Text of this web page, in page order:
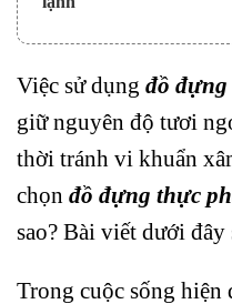
Việc sử dụng đồ
giữ nguyên độ tươi
thời tránh vi khuẩn
chọn đồ đựng thực
sao? Bài viết dưới đây
Trong cuộc sống hiện